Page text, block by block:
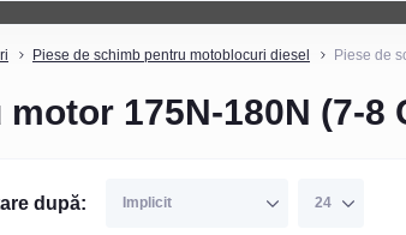
Piese de schimb pentru motoblocuri diesel Piese de
175N-180N (7-8
după: